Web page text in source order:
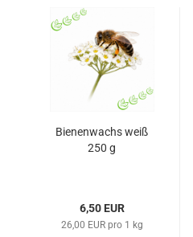
Bienenwachs weiß
250 g
6,50 EUR
26,00 EUR pro 1 kg